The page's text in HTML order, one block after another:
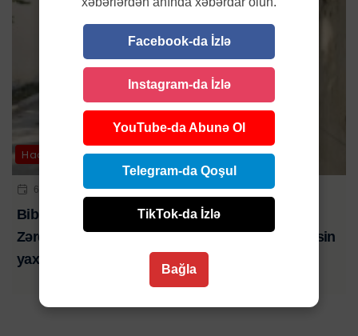
Hadisə
6 AVQ 2026 | 21:01
Bibim həkim səhlənkarlığının qurbanı oldu-
Zərdabda baş verən ağır yol qəzasında ölən şəxsin
yaxını şikayət edib-VİDEO
Facebook-da İzlə
Instagram-da İzlə
YouTube-da Abunə Ol
Telegram-da Qoşul
TikTok-da İzlə
Bağla